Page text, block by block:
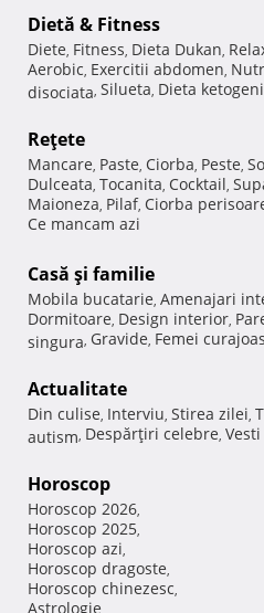
Dietă & Fitness
Diete, Fitness, Dieta Dukan,
Aerobic, Exercitii abdomen,
disociata, Silueta, Dieta
Reţete
Mancare, Paste, Ciorba, Peste,
Dulceata, Tocanita, Cocktail,
Maioneza, Pilaf, Ciorba
Ce mancam azi
Casă şi familie
Mobila bucatarie, Amenajari
Dormitoare, Design interior,
singura, Gravide, Femei
Actualitate
Din culise, Interviu, Stirea zilei,
autism, Despărţiri celebre,
Horoscop
Horoscop 2026,
Horoscop 2025,
Horoscop azi,
Horoscop dragoste,
Horoscop chinezesc,
Astrologie